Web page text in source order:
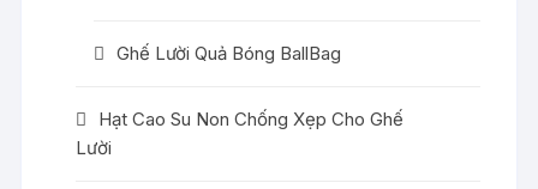
Ghế Lười Quả Bóng BallBag
Hạt Cao Su Non Chống Xẹp Cho Ghế
Lười